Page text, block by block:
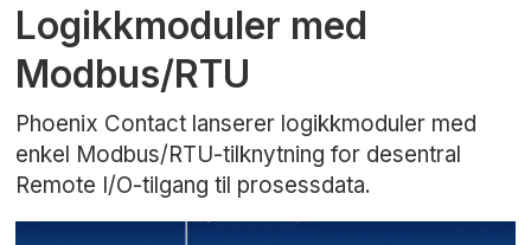
Logikkmoduler med
Modbus/RTU
Phoenix Contact lanserer logikkmoduler med
enkel Modbus/RTU-tilknytning for desentral
Remote I/O-tilgang til prosessdata.